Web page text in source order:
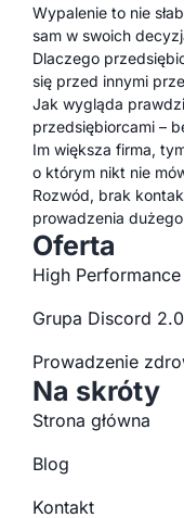
Wypalenie to nie
sam w swoich
Dlaczego
się przed innymi
Jak wygląda
przedsiębiorcami –
Im większa firma,
o którym nikt nie
Rozwód, brak
prowadzenia
Oferta
High
Grupa Discord 2.0
Prowadzenie
Na skróty
Strona główna
Blog
Kontakt